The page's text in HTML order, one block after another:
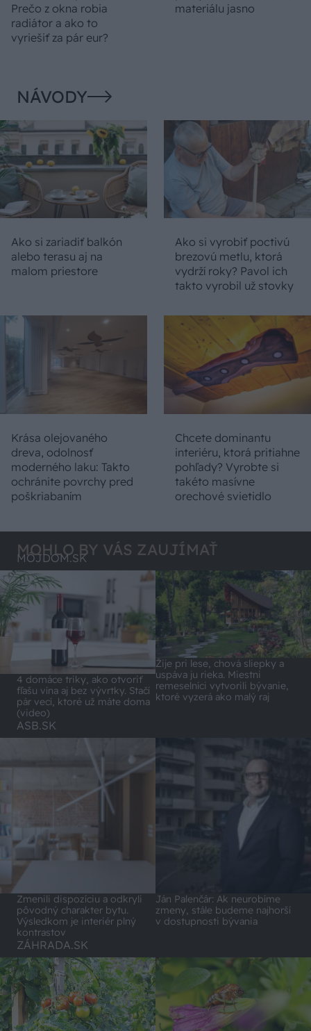
Prečo z okna robia
radiátor a ako to
vyriešiť za pár eur?
materiálu jasno
NÁVODY
Ako si zariadiť balkón
alebo terasu aj na
malom priestore
Ako si vyrobiť poctivú
brezovú metlu, ktorá
vydrží roky? Pavol ich
takto vyrobil už stovky
Krása olejovaného
dreva, odolnosť
moderného laku: Takto
ochránite povrchy pred
poškriabaním
Chcete dominantu
interiéru, ktorá pritiahne
pohľady? Vyrobte si
takéto masívne
orechové svietidlo
MOHLO BY VÁS ZAUJÍMAŤ
MÔJDOM.SK
4 domáce triky, ako otvoriť
fľašu vína aj bez vývrtky. Stačí
pár vecí, ktoré už máte doma
(video)
Žije pri lese, chová sliepky a
uspáva ju rieka. Miestni
remeselníci vytvorili bývanie,
ktoré vyzerá ako malý raj
ASB.SK
Zmenili dispozíciu a odkryli
pôvodný charakter bytu.
Výsledkom je interiér plný
kontrastov
Ján Palenčár: Ak neurobíme
zmeny, stále budeme najhorší
v dostupnosti bývania
ZÁHRADA.SK